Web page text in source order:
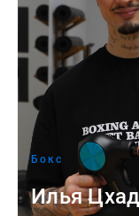
Бокс
Илья